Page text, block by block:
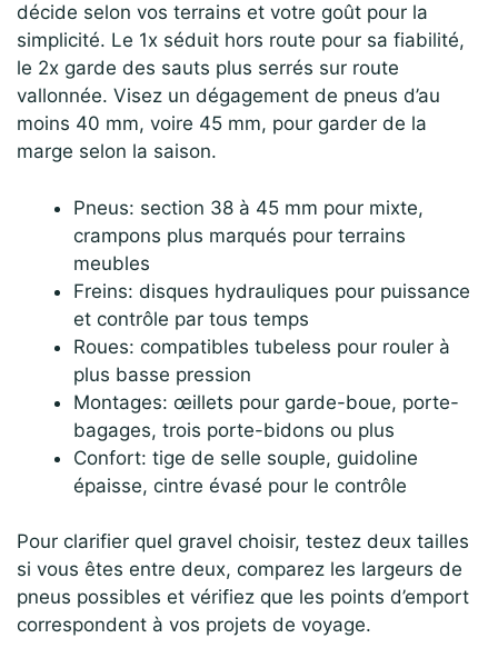
décide selon vos terrains et votre goût pour la
simplicité. Le 1x séduit hors route pour sa fiabilité,
le 2x garde des sauts plus serrés sur route
vallonnée. Visez un dégagement de pneus d’au
moins 40 mm, voire 45 mm, pour garder de la
marge selon la saison.
Pneus: section 38 à 45 mm pour mixte,
crampons plus marqués pour terrains
meubles
Freins: disques hydrauliques pour puissance
et contrôle par tous temps
Roues: compatibles tubeless pour rouler à
plus basse pression
Montages: œillets pour garde-boue, porte-
bagages, trois porte-bidons ou plus
Confort: tige de selle souple, guidoline
épaisse, cintre évasé pour le contrôle
Pour clarifier quel gravel choisir, testez deux tailles
si vous êtes entre deux, comparez les largeurs de
pneus possibles et vérifiez que les points d’emport
correspondent à vos projets de voyage.